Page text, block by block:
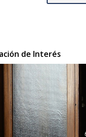
de Interés